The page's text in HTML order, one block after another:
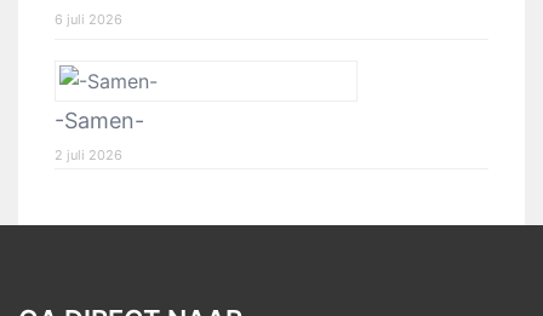
6 juli 2026
-Samen-
2 juli 2026